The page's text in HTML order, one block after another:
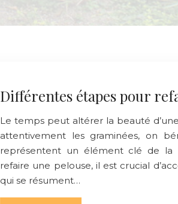
Différentes étapes pour
Le temps peut altérer la beauté
attentivement les graminées, on
représentent un élément clé de la
refaire une pelouse, il est crucial
qui se résument…